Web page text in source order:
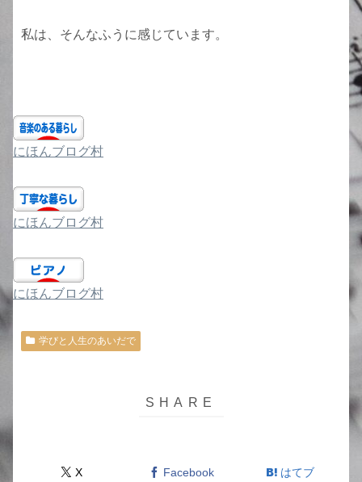
私は、そんなふうに感じています。
にほんブログ村
にほんブログ村
にほんブログ村
学びと人生のあいだで
X Facebook はてブ